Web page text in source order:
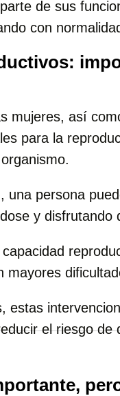
de sus
con
mujeres, así
para la
una persona
y disfrutando
mayores
estas
el riesgo de